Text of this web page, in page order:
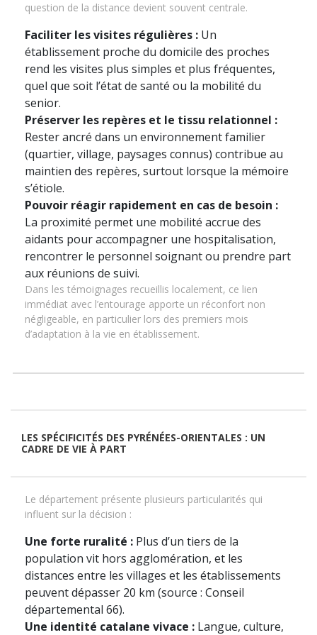
question de la distance devient souvent centrale.
Faciliter les visites régulières : Un
établissement proche du domicile des proches
rend les visites plus simples et plus fréquentes,
quel que soit l’état de santé ou la mobilité du
senior.
Préserver les repères et le tissu relationnel :
Rester ancré dans un environnement familier
(quartier, village, paysages connus) contribue au
maintien des repères, surtout lorsque la mémoire
s’étiole.
Pouvoir réagir rapidement en cas de besoin :
La proximité permet une mobilité accrue des
aidants pour accompagner une hospitalisation,
rencontrer le personnel soignant ou prendre part
aux réunions de suivi.
Dans les témoignages recueillis localement, ce lien
immédiat avec l’entourage apporte un réconfort non
négligeable, en particulier lors des premiers mois
d’adaptation à la vie en établissement.
LES SPÉCIFICITÉS DES PYRÉNÉES-ORIENTALES : UN
CADRE DE VIE À PART
Le département présente plusieurs particularités qui
influent sur la décision :
Une forte ruralité : Plus d’un tiers de la
population vit hors agglomération, et les
distances entre les villages et les établissements
peuvent dépasser 20 km (source : Conseil
départemental 66).
Une identité catalane vivace : Langue, culture,